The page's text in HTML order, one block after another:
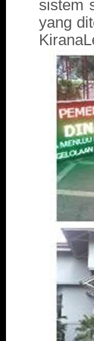
sistem
yang